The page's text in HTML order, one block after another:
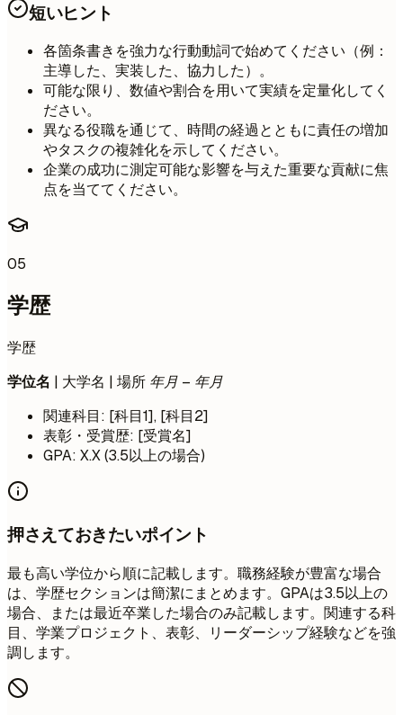
短いヒント
各箇条書きを強力な行動動詞で始めてください（例：
主導した、実装した、協力した）。
可能な限り、数値や割合を用いて実績を定量化してく
ださい。
異なる役職を通じて、時間の経過とともに責任の増加
やタスクの複雑化を示してください。
企業の成功に測定可能な影響を与えた重要な貢献に焦
点を当ててください。
05
学歴
学歴
学位名 | 大学名 | 場所 年月 – 年月
関連科目: [科目1], [科目2]
表彰・受賞歴: [受賞名]
GPA: X.X (3.5以上の場合)
押さえておきたいポイント
最も高い学位から順に記載します。職務経験が豊富な場合
は、学歴セクションは簡潔にまとめます。GPAは3.5以上の
場合、または最近卒業した場合のみ記載します。関連する科
目、学業プロジェクト、表彰、リーダーシップ経験などを強
調します。